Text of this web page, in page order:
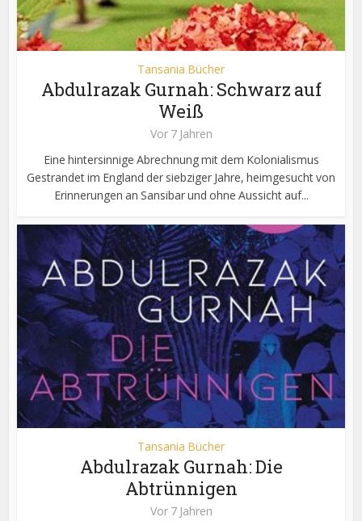
Tansania Bücher
Abdulrazak Gurnah: Schwarz auf
Weiß
Vor 7 Jahren
Eine hintersinnige Abrechnung mit dem Kolonialismus
Gestrandet im England der siebziger Jahre, heimgesucht von
Erinnerungen an Sansibar und ohne Aussicht auf...
Tansania Bücher
Abdulrazak Gurnah: Die
Abtrünnigen
Vor 7 Jahren